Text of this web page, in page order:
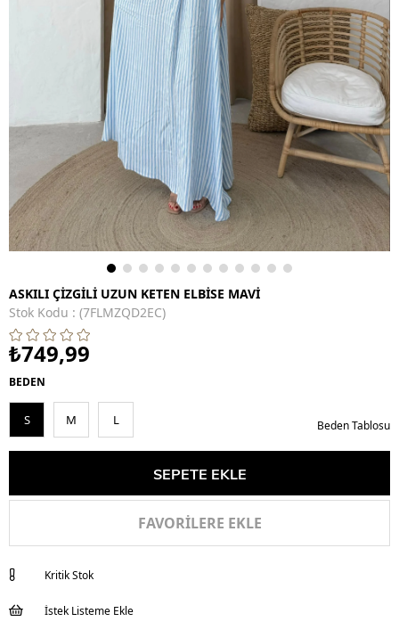
ASKILI ÇİZGİLİ UZUN KETEN ELBİSE MAVİ
Stok Kodu
(7FLMZQD2EC)
₺749,99
BEDEN
S M L Beden Tablosu
FAVORILERE EKLE
Kritik Stok
İstek Listeme Ekle